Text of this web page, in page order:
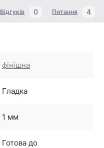
Відгуків 0 Питання 4
фінішна
Гладка
1 мм
Готова до